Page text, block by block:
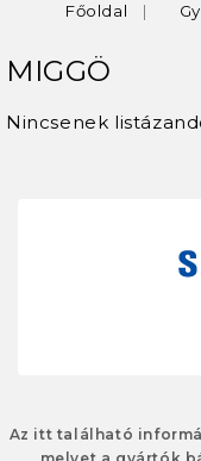
Főoldal
MIGGÖ
Nincsenek
Az itt található